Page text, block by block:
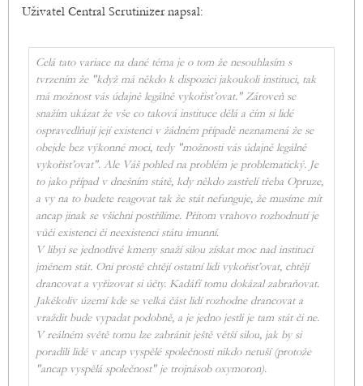
Uživatel Central Scrutinizer napsal:
Celá tato variace na dané téma je o tom že nesouhlasím s
tvrzením že "když má někdo k dispozici jakoukoli instituci, tak
má možnost vás údajně legálně vykořisťovat." Zároveň se
snažím ukázat že vše co taková instituce dělá a čím si lidé
ospravedlňují její existenci v žádném případě neznamená že se
obejde bez výkonné moci, tedy "možnosti vás údajně legálně
vykořisťovat". Ale Váš pohled na problém je problematický. Je
to jako případ v dnešním státě, kdy někdo zastřelí třeba Opruze,
a vy na to budete reagovat tak že stát nefunguje, že musíme mít
ancap jinak se všichni postřílíme. Přitom vrahovo rozhodnutí je
vůči existenci či neexistenci státu imunní.
V libyi se jednotlivé kmeny snaží silou získat moc nad institucí
jménem stát. Oni prostě chtějí ostatní lidi vykořisťovat, chtějí
drancovat a vyřizovat si účty. Kadáfí tomu dokázal zabraňovat.
Jakékoliv území kde se velká část lidí rozhodne drancovat a
vraždit bude vypadat podobně, a je jedno jestli je tam stát či ne.
V reálném světě tomu lze zabránit ještě větší silou, jak by si
poradili lidé v ancap vyspělé společnosti nikdo netuší (protože
"ancap vyspělá společnost" je trojnásob oxymoron).